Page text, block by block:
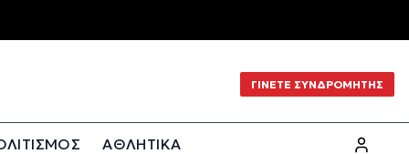
ΓΙΝΕΤΕ ΣΥΝΔΡΟΜΗΤΗΣ
ΑΘΛΗΤΙΚΑ